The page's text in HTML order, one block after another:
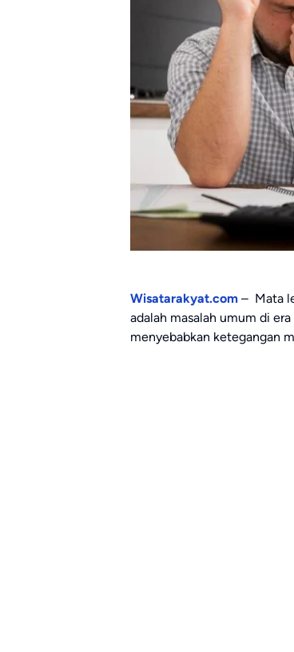
Wisatarakyat.com – Mata
adalah masalah umum di
menyebabkan ketegangan